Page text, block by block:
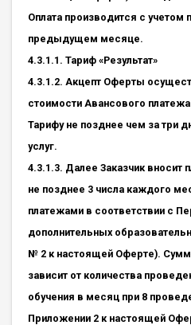
Оплата производится с учетом
предыдущем месяце.
4.3.1.1. Тариф «Результат»
4.3.1.2. Акцепт Оферты
стоимости Авансового
Тарифу не позднее чем за три
услуг.
4.3.1.3. Далее Заказчик вносит
не позднее 3 числа каждого
платежами в соответствии с
дополнительных
№ 2 к настоящей Оферте).
зависит от количества
обучения в месяц при 8
Приложении 2 к настоящей